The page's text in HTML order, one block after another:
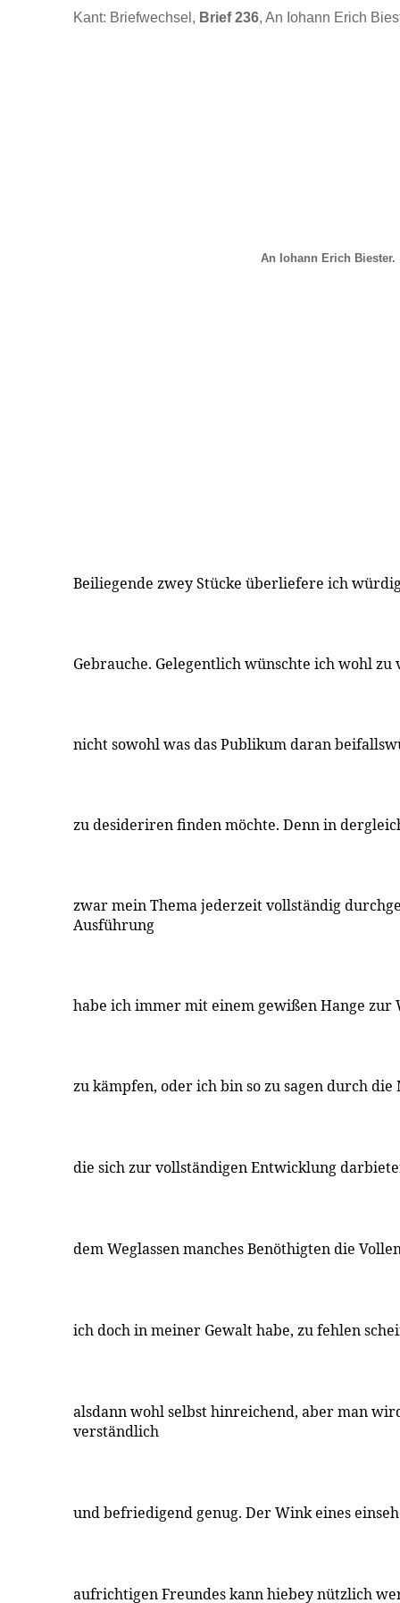
Kant: Briefwechsel, Brief 236, An Iohann Erich
An Iohann Erich Biester.
Beiliegende zwey Stücke überliefere ich
Gebrauche. Gelegentlich wünschte ich wohl zu
nicht sowohl was das Publikum daran
zu desideriren finden möchte. Denn in
zwar mein Thema jederzeit vollständig
Ausführung
habe ich immer mit einem gewißen Hange
zu kämpfen, oder ich bin so zu sagen durch die
die sich zur vollständigen Entwicklung
dem Weglassen manches Benöthigten die
ich doch in meiner Gewalt habe, zu fehlen
alsdann wohl selbst hinreichend, aber man
verständlich
und befriedigend genug. Der Wink eines
aufrichtigen Freundes kann hiebey nützlich